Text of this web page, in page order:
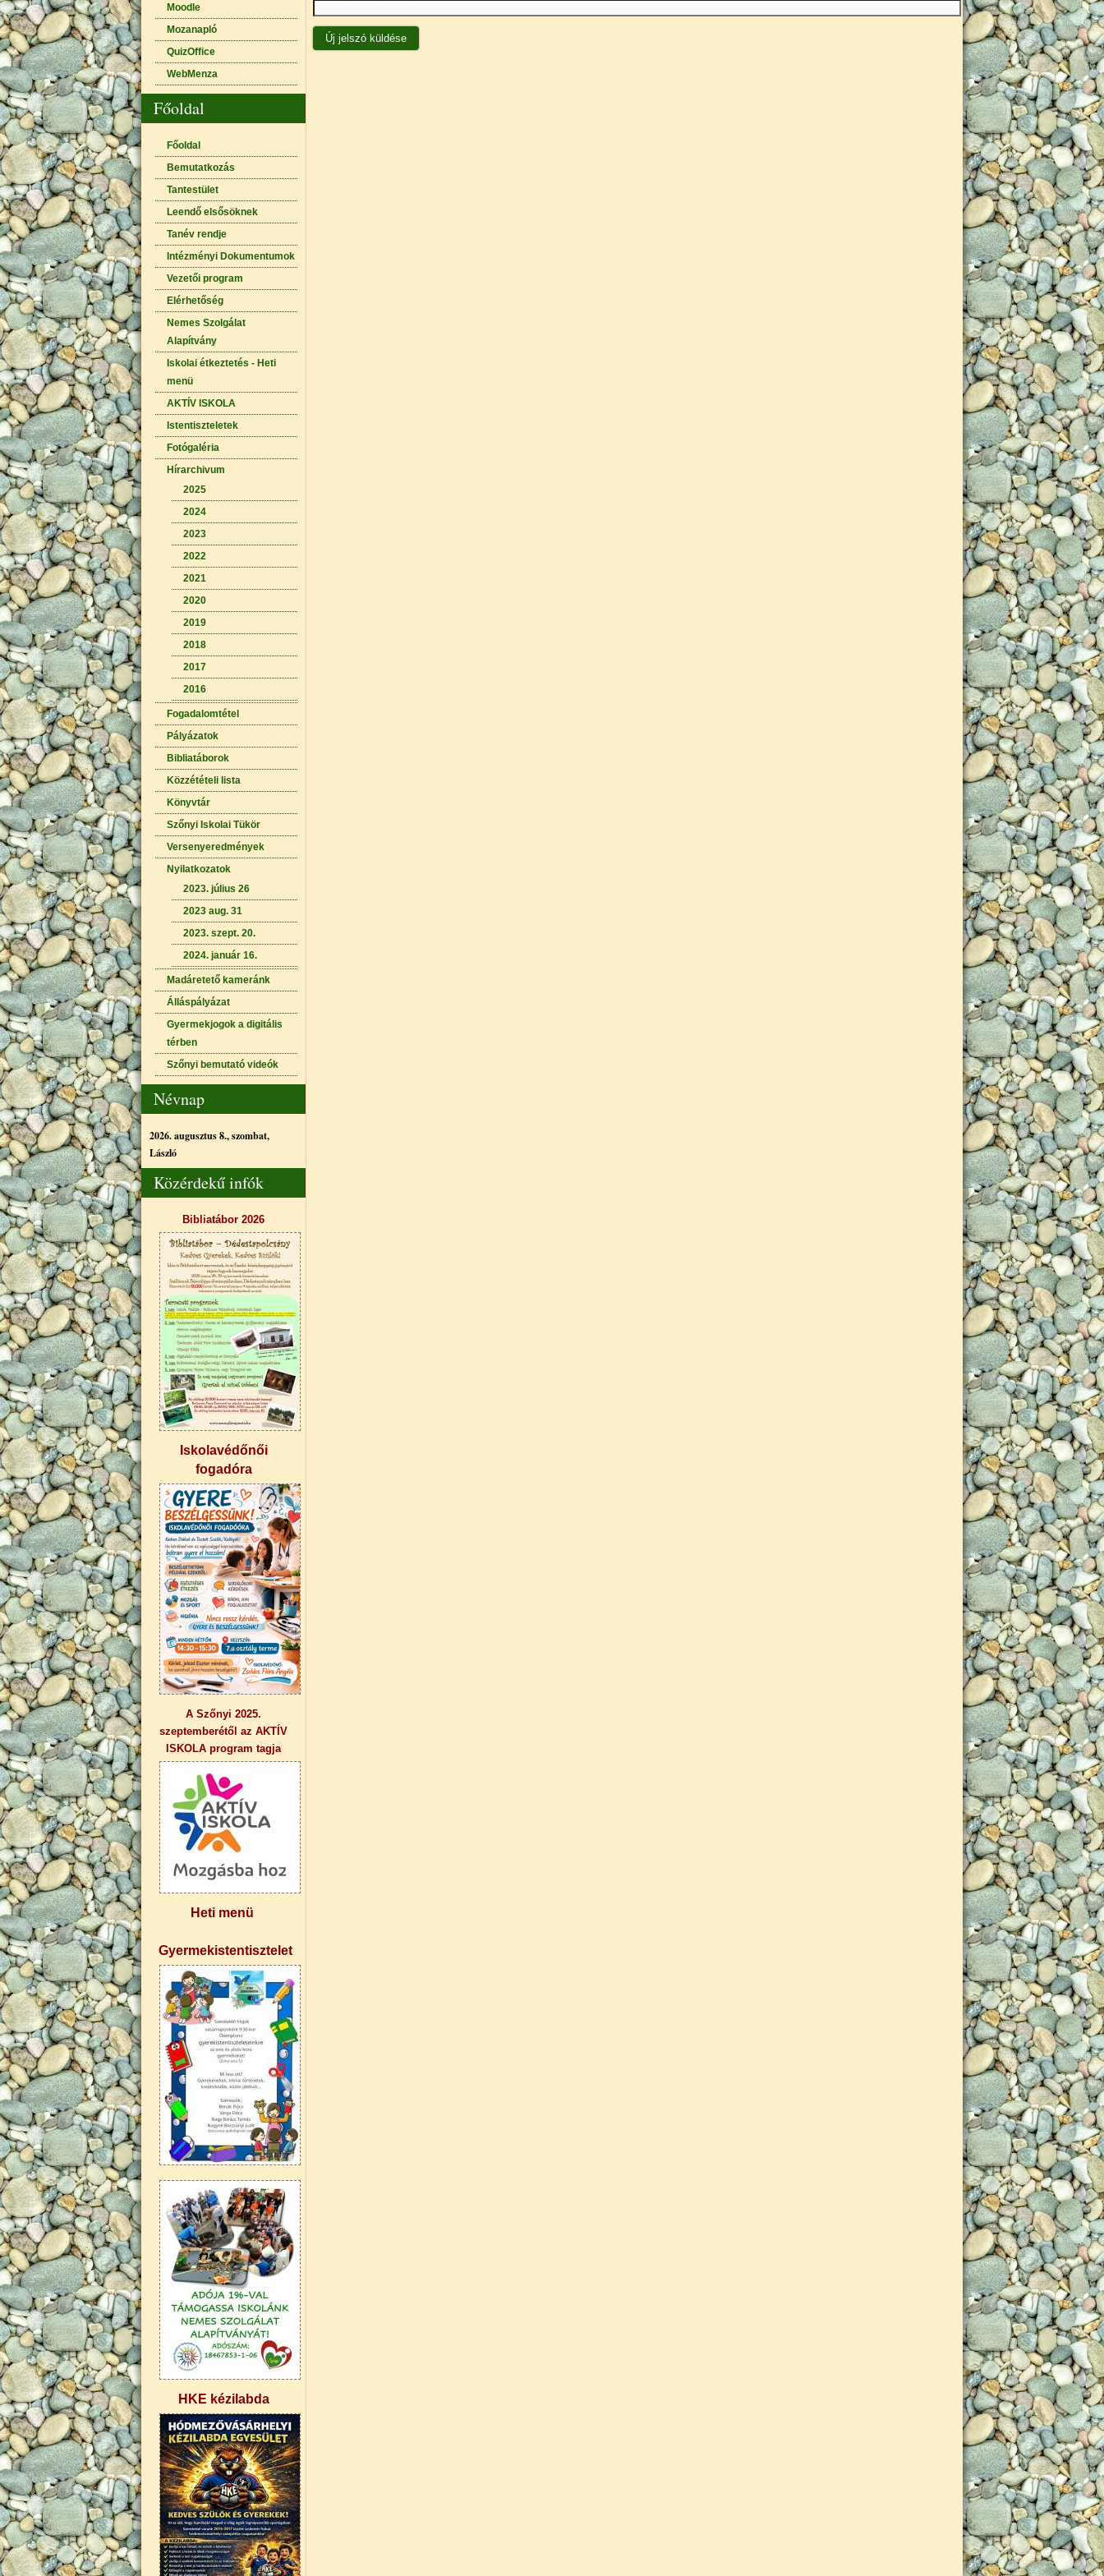
Moodle
Mozanapló
QuizOffice
WebMenza
Főoldal
Főoldal
Bemutatkozás
Tantestület
Leendő elsősöknek
Tanév rendje
Intézményi Dokumentumok
Vezetői program
Elérhetőség
Nemes Szolgálat
Alapítvány
Iskolai étkeztetés - Heti
menü
AKTÍV ISKOLA
Istentiszteletek
Fotógaléria
Hírarchivum
2025
2024
2023
2022
2021
2020
2019
2018
2017
2016
Fogadalomtétel
Pályázatok
Bibliatáborok
Közzétételi lista
Könyvtár
Szőnyi Iskolai Tükör
Versenyeredmények
Nyilatkozatok
2023. július 26
2023 aug. 31
2023. szept. 20.
2024. január 16.
Madáretető kameránk
Álláspályázat
Gyermekjogok a digitális
térben
Szőnyi bemutató videók
Névnap
2026. augusztus 8., szombat,
László
Közérdekű infók
Bibliatábor 2026
Iskolavédőnői
fogadóra
A Szőnyi 2025.
szeptemberétől az AKTÍV
ISKOLA program tagja
Heti menü
Gyermekistentisztelet
HKE kézilabda